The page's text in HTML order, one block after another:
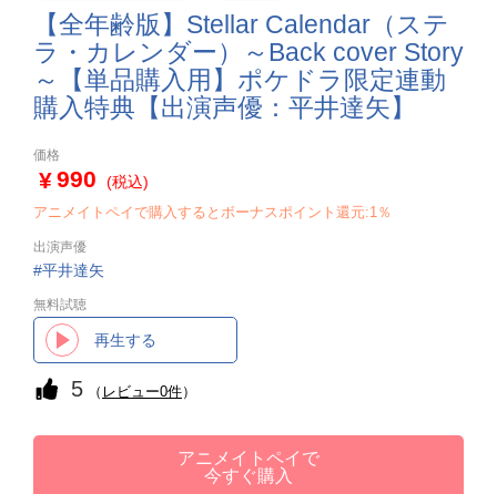
【全年齢版】Stellar Calendar（ステ
ラ・カレンダー）～Back cover Story
～【単品購入用】ポケドラ限定連動
購入特典【出演声優：平井達矢】
価格
990 (税込)
アニメイトペイで購入するとボーナスポイント還元:1％
出演声優
平井達矢
無料試聴
再生する
5 （ レビュー0件）
アニメイトペイで
今すぐ購入